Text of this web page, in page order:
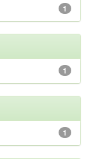
1
1
1